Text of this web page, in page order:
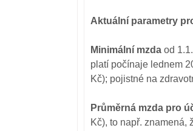
Aktuální parametry
Minimální mzda od
platí počínaje lednem
Kč); pojistné na
Průměrná mzda pro
Kč), to např. znamená,